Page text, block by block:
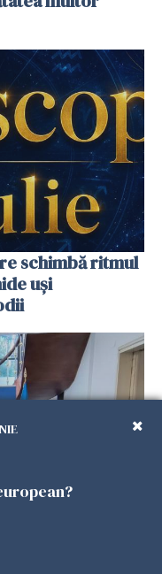
schimbă ritmul
uși
urgențe?